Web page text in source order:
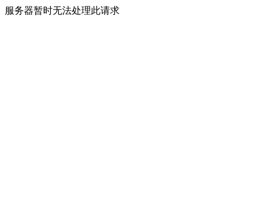
服务器暂时无法处理此请求